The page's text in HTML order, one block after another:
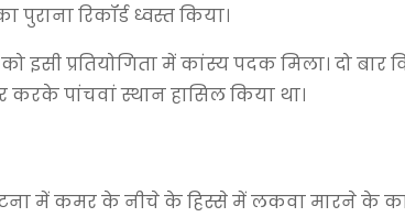
रिकॉर्ड ध्वस्त किया।
इसी प्रतियोगिता में कांस्य पदक मिला। दो
पांचवां स्थान हासिल किया था।
में कमर के नीचे के हिस्से में लकवा मारने के